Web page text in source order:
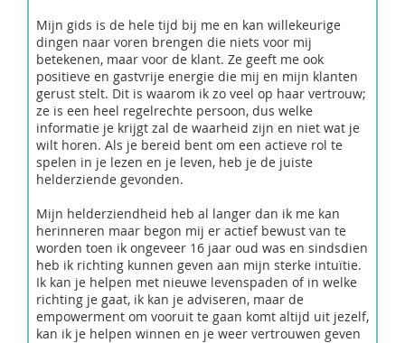
Mijn gids is de hele tijd bij me en kan willekeurige
dingen naar voren brengen die niets voor mij
betekenen, maar voor de klant. Ze geeft me ook
positieve en gastvrije energie die mij en mijn klanten
gerust stelt. Dit is waarom ik zo veel op haar vertrouw;
ze is een heel regelrechte persoon, dus welke
informatie je krijgt zal de waarheid zijn en niet wat je
wilt horen. Als je bereid bent om een ​​actieve rol te
spelen in je lezen en je leven, heb je de juiste
helderziende gevonden.
Mijn helderziendheid heb al langer dan ik me kan
herinneren maar begon mij er actief bewust van te
worden toen ik ongeveer 16 jaar oud was en sindsdien
heb ik richting kunnen geven aan mijn sterke intuïtie.
Ik kan je helpen met nieuwe levenspaden of in welke
richting je gaat, ik kan je adviseren, maar de
empowerment om vooruit te gaan komt altijd uit jezelf,
kan ik je helpen winnen en je weer vertrouwen geven